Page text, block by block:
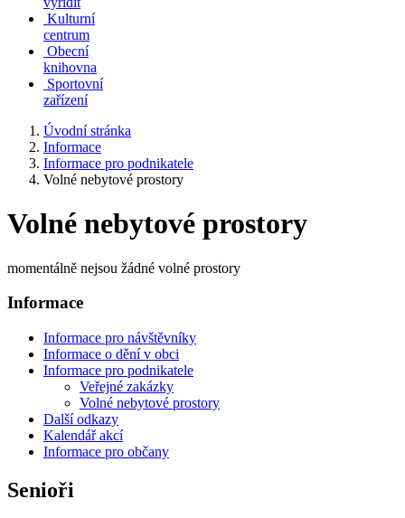
Kulturní
centrum
Obecní
knihovna
Sportovní
zařízení
Úvodní stránka
Informace
Informace pro podnikatele
Volné nebytové prostory
Volné nebytové prostory
momentálně nejsou žádné volné prostory
Informace
Informace pro návštěvníky
Informace o dění v obci
Informace pro podnikatele
Veřejné zakázky
Volné nebytové prostory
Další odkazy
Kalendář akcí
Informace pro občany
Senioři